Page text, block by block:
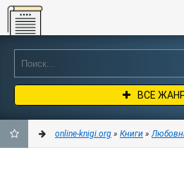
Online-knigi.org
ВСЕ
online-knigi.org » Книги »